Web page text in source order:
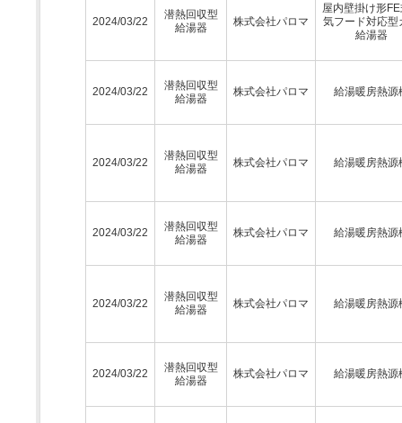
2024/03/22
潜熱回収型
給湯器
株式会社パロマ
屋内壁掛け形
気フード対応型
給湯器
2024/03/22
潜熱回収型
給湯器
株式会社パロマ 給湯暖房熱源
2024/03/22
潜熱回収型
給湯器
株式会社パロマ 給湯暖房熱源
2024/03/22
潜熱回収型
給湯器
株式会社パロマ 給湯暖房熱源
2024/03/22
潜熱回収型
給湯器
株式会社パロマ 給湯暖房熱源
2024/03/22
潜熱回収型
給湯器
株式会社パロマ 給湯暖房熱源